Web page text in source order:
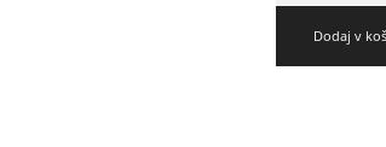
Dodaj v